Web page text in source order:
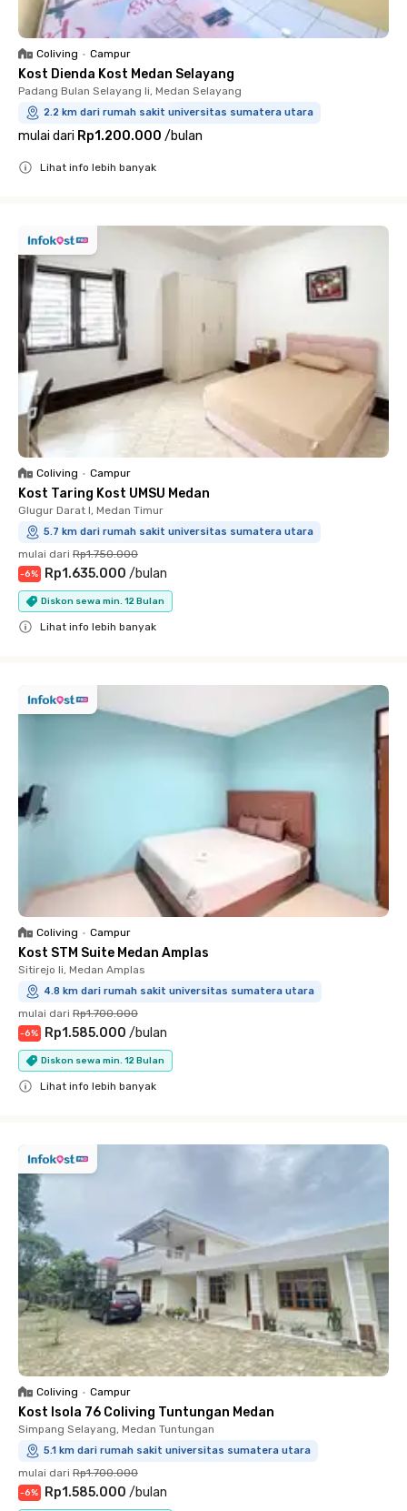
Coliving • Campur
Kost Dienda Kost Medan Selayang
Padang Bulan Selayang Ii, Medan Selayang
2.2 km dari rumah sakit universitas sumatera utara
mulai dari Rp1.200.000 /bulan
Lihat info lebih banyak
Coliving • Campur
Kost Taring Kost UMSU Medan
Glugur Darat I, Medan Timur
5.7 km dari rumah sakit universitas sumatera utara
mulai dari Rp1.750.000
-6% Rp1.635.000 /bulan
Diskon sewa min. 12 Bulan
Lihat info lebih banyak
Coliving • Campur
Kost STM Suite Medan Amplas
Sitirejo Ii, Medan Amplas
4.8 km dari rumah sakit universitas sumatera utara
mulai dari Rp1.700.000
-6% Rp1.585.000 /bulan
Diskon sewa min. 12 Bulan
Lihat info lebih banyak
Coliving • Campur
Kost Isola 76 Coliving Tuntungan Medan
Simpang Selayang, Medan Tuntungan
5.1 km dari rumah sakit universitas sumatera utara
mulai dari Rp1.700.000
-6% Rp1.585.000 /bulan